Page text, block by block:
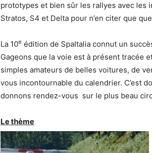
prototypes et bien sûr les rallyes avec les
Stratos, S4 et Delta pour n’en citer que
La 10e édition de SpaItalia connut un
Gageons que la voie est à présent tracée
simples amateurs de belles voitures, de
vous incontournable du calendrier. C’est
donnons rendez-vous sur le plus beau
Le thème